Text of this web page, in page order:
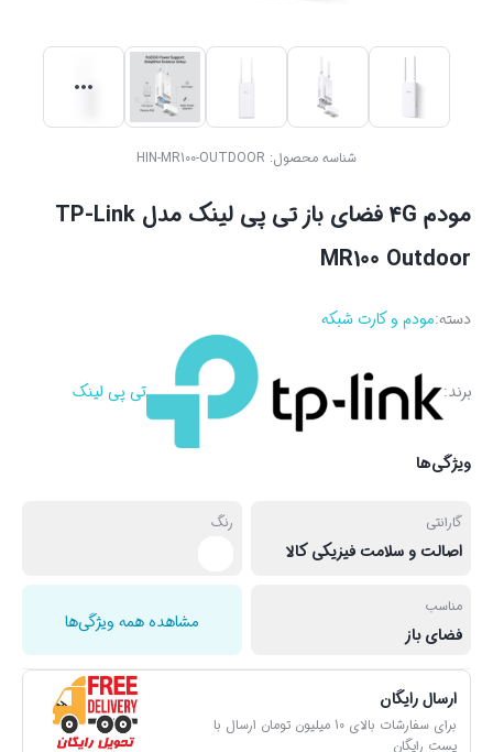
شناسه محصول: HIN-MR100-OUTDOOR
مودم 4G فضای باز تی پی لینک مدل TP-Link
MR100 Outdoor
دسته:مودم و کارت شبکه
برند: تی پی لینک
ویژگی‌ها
گارانتی
اصالت و سلامت فیزیکی کالا
رنگ
مناسب
فضای باز
مشاهده همه ویژگی‌ها
ارسال رایگان
برای سفارشات بالای 10 میلیون تومان ارسال با
پست رایگان